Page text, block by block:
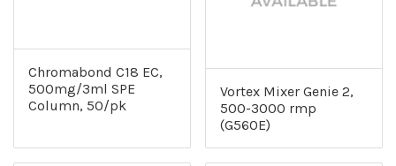
Chromabond C18 EC,
500mg/3ml SPE
Column, 50/pk
Vortex Mixer Genie 2,
500-3000 rmp
(G560E)